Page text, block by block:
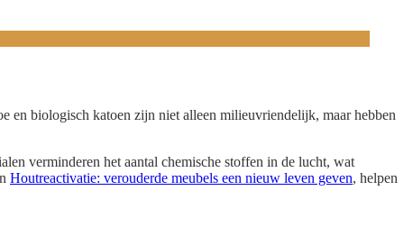
en biologisch katoen zijn niet alleen milieuvriendelijk, maar hebben
verminderen het aantal chemische stoffen in de lucht, wat
Houtreactivatie: verouderde meubels een nieuw leven geven, helpen